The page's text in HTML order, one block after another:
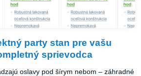
party stan pre vašu
sprievodca
oslavy pod šírym nebom – záhradné